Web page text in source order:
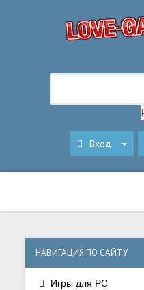
Вход
НАВИГАЦИЯ ПО САЙТУ
Игры для PC